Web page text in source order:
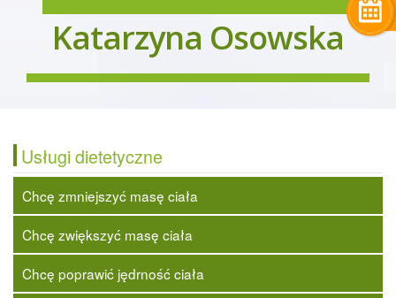
Katarzyna Osowska
Usługi dietetyczne
Chcę zmniejszyć masę ciała
Chcę zwiększyć masę ciała
Chcę poprawić jędrność ciała